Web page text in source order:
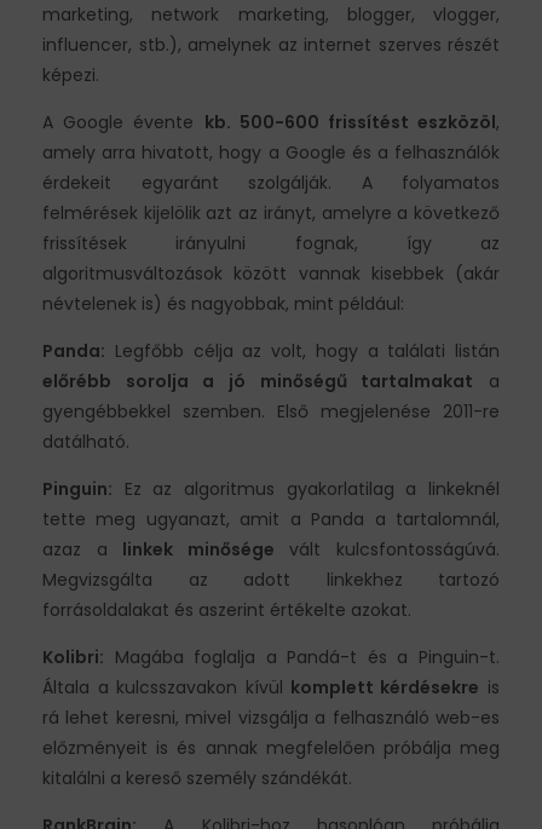
marketing, network marketing, blogger, vlogger,
influencer, stb.), amelynek az internet szerves részét
képezi.
A Google évente kb. 500-600 frissítést eszközöl,
amely arra hivatott, hogy a Google és a felhasználók
érdekeit egyaránt szolgálják. A folyamatos
felmérések kijelölik azt az irányt, amelyre a következő
frissítések irányulni fognak, így az
algoritmusváltozások között vannak kisebbek (akár
névtelenek is) és nagyobbak, mint például:
Panda: Legfőbb célja az volt, hogy a találati listán
előrébb sorolja a jó minőségű tartalmakat a
gyengébbekkel szemben. Első megjelenése 2011-re
datálható.
Pinguin: Ez az algoritmus gyakorlatilag a linkeknél
tette meg ugyanazt, amit a Panda a tartalomnál,
azaz a linkek minősége vált kulcsfontosságúvá.
Megvizsgálta az adott linkekhez tartozó
forrásoldalakat és aszerint értékelte azokat.
Kolibri: Magába foglalja a Pandá-t és a Pinguin-t.
Általa a kulcsszavakon kívül komplett kérdésekre is
rá lehet keresni, mivel vizsgálja a felhasználó web-es
előzményeit is és annak megfelelően próbálja meg
kitalálni a kereső személy szándékát.